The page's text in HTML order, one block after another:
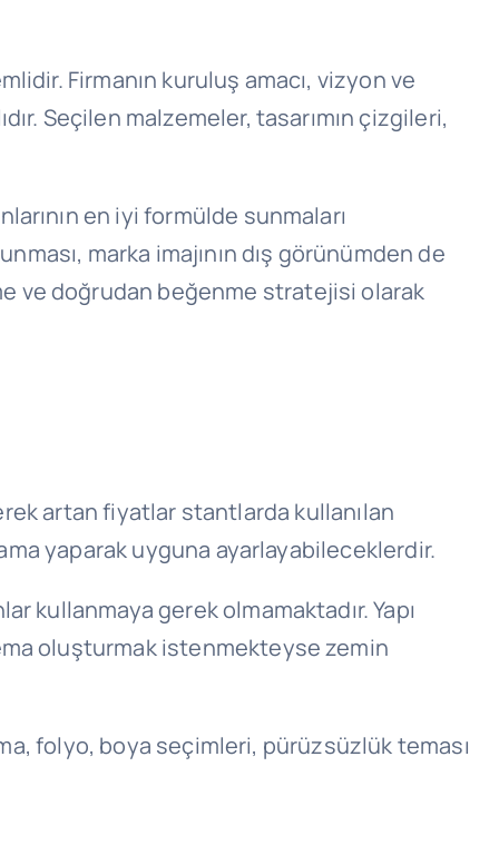
Firmanın kuruluş amacı, vizyon ve
Seçilen malzemeler, tasarımın çizgileri,
en iyi formülde sunmaları
marka imajının dış görünümden de
ve doğrudan beğenme stratejisi olarak
artan fiyatlar stantlarda kullanılan
yaparak uyguna ayarlayabileceklerdir.
kullanmaya gerek olmamaktadır. Yapı
oluşturmak istenmekteyse zemin
folyo, boya seçimleri, pürüzsüzlük teması